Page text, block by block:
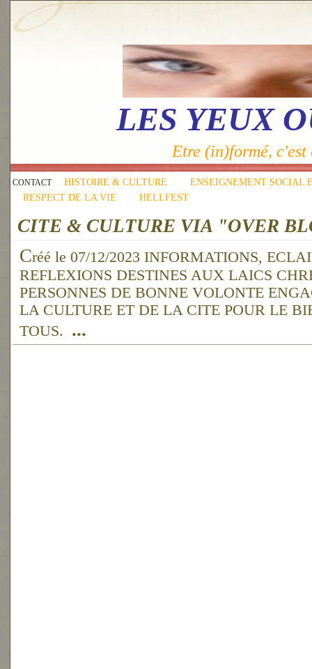
LES YEUX
Etre (in)formé,
CONTACT HISTOIRE & CULTURE
ENSEIGNEMENT SOCIAL
RESPECT DE LA VIE
HELLFEST
CITE & CULTURE VIA "OVER
Créé le 07/12/2023 INFORMATIONS,
REFLEXIONS DESTINES AUX LAICS
PERSONNES DE BONNE VOLONTE
LA CULTURE ET DE LA CITE POUR LE
TOUS.
...